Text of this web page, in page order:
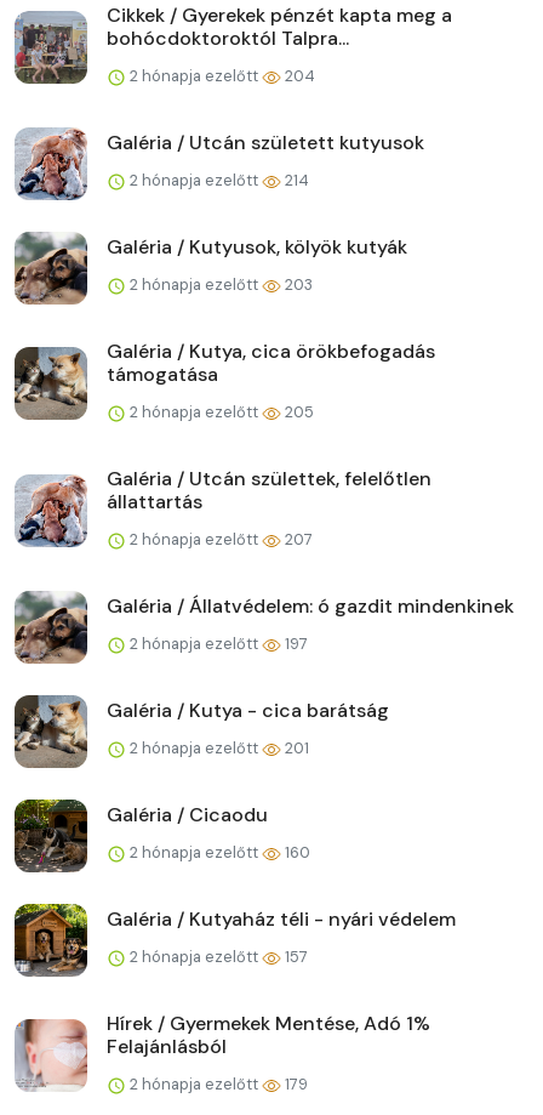
Cikkek / Gyerekek pénzét kapta meg a
bohócdoktoroktól Talpra...
2 hónapja ezelőtt 204
Galéria / Utcán született kutyusok
2 hónapja ezelőtt 214
Galéria / Kutyusok, kölyök kutyák
2 hónapja ezelőtt 203
Galéria / Kutya, cica örökbefogadás
támogatása
2 hónapja ezelőtt 205
Galéria / Utcán születtek, felelőtlen
állattartás
2 hónapja ezelőtt 207
Galéria / Állatvédelem: ó gazdit mindenkinek
2 hónapja ezelőtt 197
Galéria / Kutya - cica barátság
2 hónapja ezelőtt 201
Galéria / Cicaodu
2 hónapja ezelőtt 160
Galéria / Kutyaház téli - nyári védelem
2 hónapja ezelőtt 157
Hírek / Gyermekek Mentése, Adó 1%
Felajánlásból
2 hónapja ezelőtt 179